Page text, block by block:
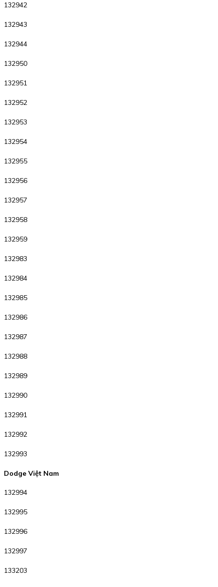
132942
132943
132944
132950
132951
132952
132953
132954
132955
132956
132957
132958
132959
132983
132984
132985
132986
132987
132988
132989
132990
132991
132992
132993
Dodge Việt Nam
132994
132995
132996
132997
133203